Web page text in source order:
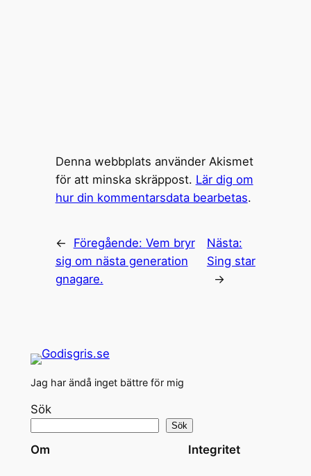
Denna webbplats använder Akismet
för att minska skräppost. Lär dig om
hur din kommentarsdata bearbetas.
← Föregående: Vem bryr
sig om nästa generation
gnagare.
Nästa:
Sing star
→
Jag har ändå inget bättre för mig
Sök
Sök
Om Integritet